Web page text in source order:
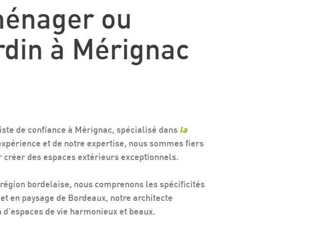
ou
à Mérignac
de confiance à Mérignac, spécialisé dans la
et de notre expertise, nous sommes fiers
des espaces extérieurs exceptionnels.
bordelaise, nous comprenons les spécificités
en paysage de Bordeaux, notre architecte
de vie harmonieux et beaux.